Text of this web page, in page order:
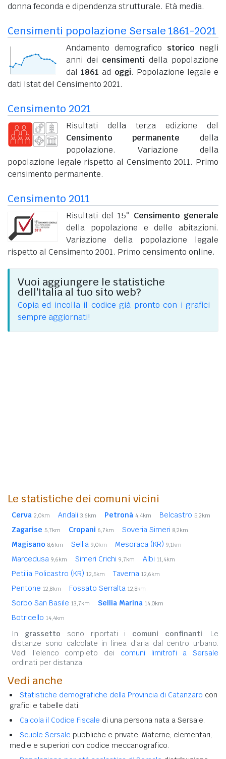
donna feconda e dipendenza strutturale. Età media.
Censimenti popolazione Sersale 1861-2021
Andamento demografico storico negli
anni dei censimenti della popolazione
dal1861 ad oggi. Popolazione legale e
dati Istat del Censimento 2021.
Censimento 2021
Risultati della terza edizione del
Censimento permanente della
popolazione. Variazione della
popolazione legale rispetto al Censimento 2011. Primo
censimento permanente.
Censimento 2011
Risultati del 15° Censimento generale
della popolazione e delle abitazioni.
Variazione della popolazione legale
rispetto al Censimento 2001. Primo censimento online.
Vuoi aggiungere le statistiche
dell'Italia al tuo sito web?
Copia ed incolla il codice già pronto con i grafici
sempre aggiornati!
Le statistiche dei comuni vicini
Cerva 2,0km Andali 3,6km Petronà 4,4km Belcastro 5,2km
Zagarise 5,7km Cropani 6,7km Soveria Simeri 8,2km
Magisano 8,6km Sellia 9,0km Mesoraca (KR) 9,1km
Marcedusa 9,6km Simeri Crichi 9,7km Albi 11,4km
Petilia Policastro (KR) 12,5km Taverna 12,6km
Pentone 12,8km Fossato Serralta 12,8km
Sorbo San Basile 13,7km Sellia Marina 14,0km
Botricello 14,4km
In grassetto sono riportati i comuni confinanti. Le
distanze sono calcolate in linea d'aria dal centro urbano.
Vedi l'elenco completo dei comuni limitrofi a Sersale
ordinati per distanza.
Vedi anche
Statistiche demografiche della Provincia di Catanzaro con
grafici e tabelle dati.
Calcola il Codice Fiscale di una persona nata a Sersale.
Scuole Sersale pubbliche e private. Materne, elementari,
medie e superiori con codice meccanografico.